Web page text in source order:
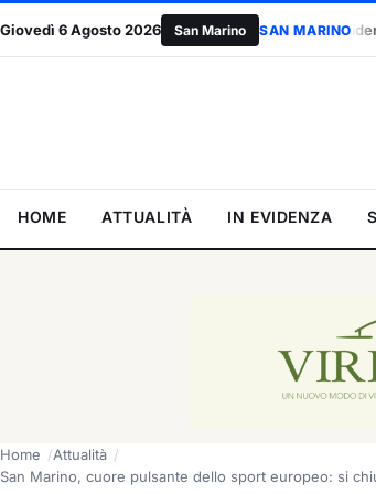
Giovedì 6 Agosto 2026 San Marino SAN MARINO
Berti eletto presidente Dagospia: “Myrta
HOME ATTUALITÀ IN EVIDENZA
Home
Attualità
San Marino, cuore pulsante dello sport europeo: si